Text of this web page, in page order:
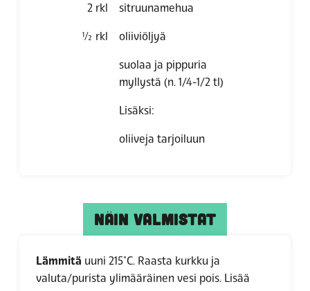
2 rkl sitruunamehua
½ rkl oliiviöljyä
suolaa ja pippuria
myllystä (n. 1/4-1/2 tl)
Lisäksi:
oliiveja tarjoiluun
NÄIN VALMISTAT
Lämmitä uuni 215°C. Raasta kurkku ja
valuta/purista ylimääräinen vesi pois. Lisää